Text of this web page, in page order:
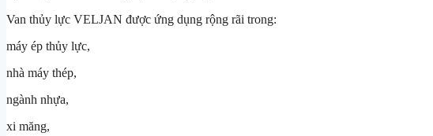
Van thủy lực VELJAN được ứng dụng rộng rãi trong:
máy ép thủy lực,
nhà máy thép,
ngành nhựa,
xi măng,